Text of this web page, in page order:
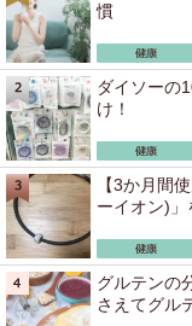
慣
ダイソーの
け！
【3か月間
ーイオン)」
グルテンの
さえてグル